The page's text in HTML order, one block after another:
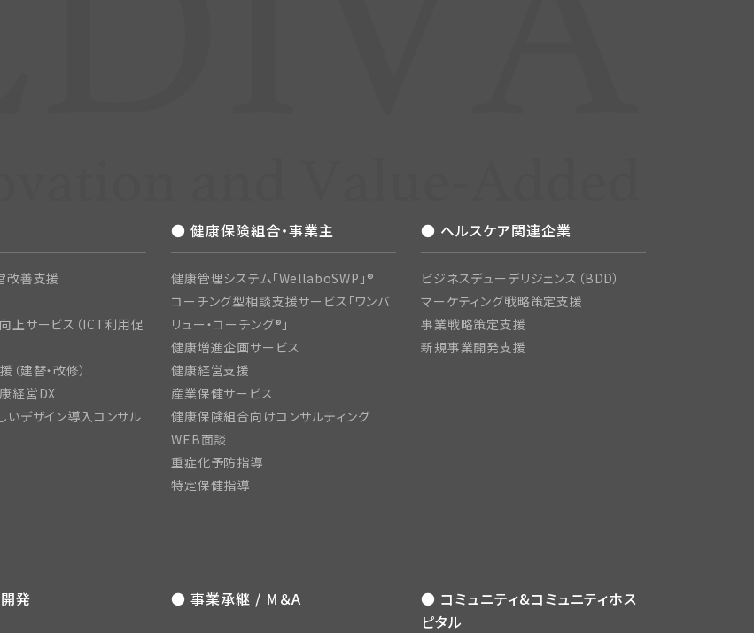
改善支援
上サービス（ICT利用促
建替・改修）
経営DX
いデザイン導入コンサル
● 健康保険組合・事業主
健康管理システム「WellaboSWP」®
コーチング型相談支援サービス「ワンバ
リュー・コーチング®」
健康増進企画サービス
健康経営支援
産業保健サービス
健康保険組合向けコンサルティング
WEB面談
重症化予防指導
特定保健指導
● ヘルスケア関連企業
ビジネスデューデリジェンス（BDD）
マーケティング戦略策定支援
事業戦略策定支援
新規事業開発支援
発 ● 事業承継 / M＆A
● コミュニティ&コミュニティホス
ピタル